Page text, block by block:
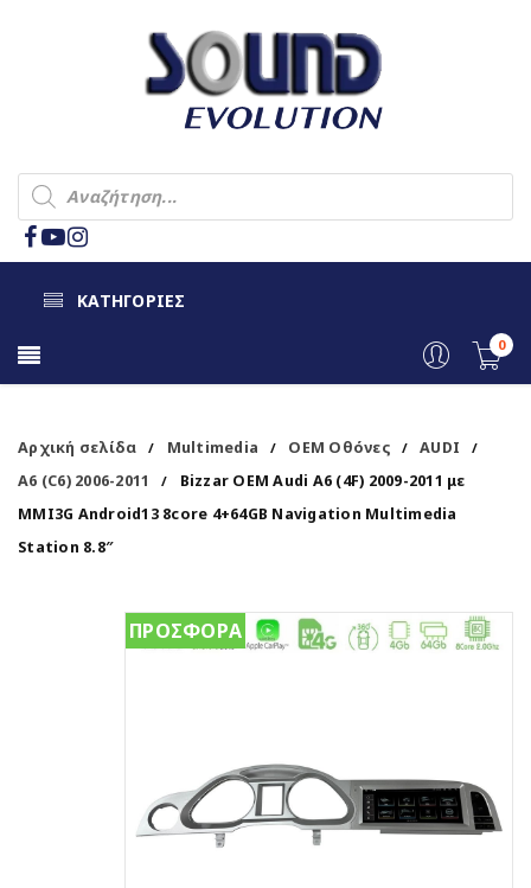
ΚΑΤΗΓΟΡΙΕΣ
0
Αρχική σελίδα / Multimedia / OEM Οθόνες / AUDI /
A6 (C6) 2006-2011 /
Bizzar OEM Audi A6 (4F) 2009-2011 με
MMI3G Android13 8core 4+64GB Navigation Multimedia
Station 8.8″
ΠΡΟΣΦΟΡΑ